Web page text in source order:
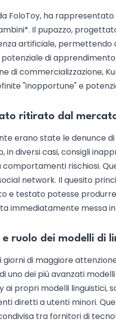
FoloToy, ha
Il pupazzo,
artificiale,
potenziale di
di commercializzazione,
"inopportune" e
ritirato dal
erano state le denunce
in diversi casi, consigli
rischiosi.
network. Il quesito
e testato potesse
immediatamente messa in
ruolo dei modelli di
giorni di maggiore
uno dei più avanzati
ai propri modelli
diretti a utenti minori.
tra fornitori di